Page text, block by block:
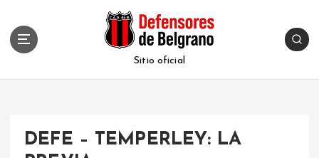
Sitio oficial
DEFE – TEMPERLEY: LA